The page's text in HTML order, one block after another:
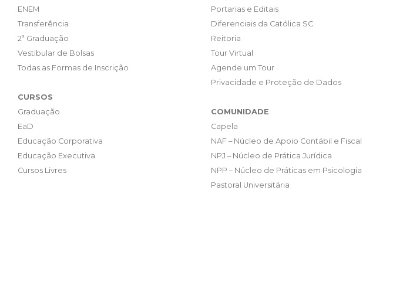
ENEM
Transferência
2ª Graduação
Vestibular de Bolsas
Todas as Formas de Inscrição
CURSOS
Graduação
EaD
Educação Corporativa
Educação Executiva
Cursos Livres
Portarias e Editais
Diferenciais da Católica SC
Reitoria
Tour Virtual
Agende um Tour
Privacidade e Proteção de Dados
COMUNIDADE
Capela
NAF – Núcleo de Apoio Contábil e Fiscal
NPJ – Núcleo de Prática Jurídica
NPP – Núcleo de Práticas em Psicologia
Pastoral Universitária